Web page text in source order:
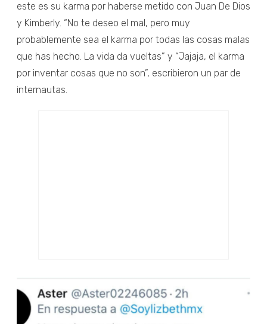
este es su karma por haberse metido con Juan De Dios
y Kimberly. “No te deseo el mal, pero muy
probablemente sea el karma por todas las cosas malas
que has hecho. La vida da vueltas” y “Jajaja, el karma
por inventar cosas que no son”, escribieron un par de
internautas.